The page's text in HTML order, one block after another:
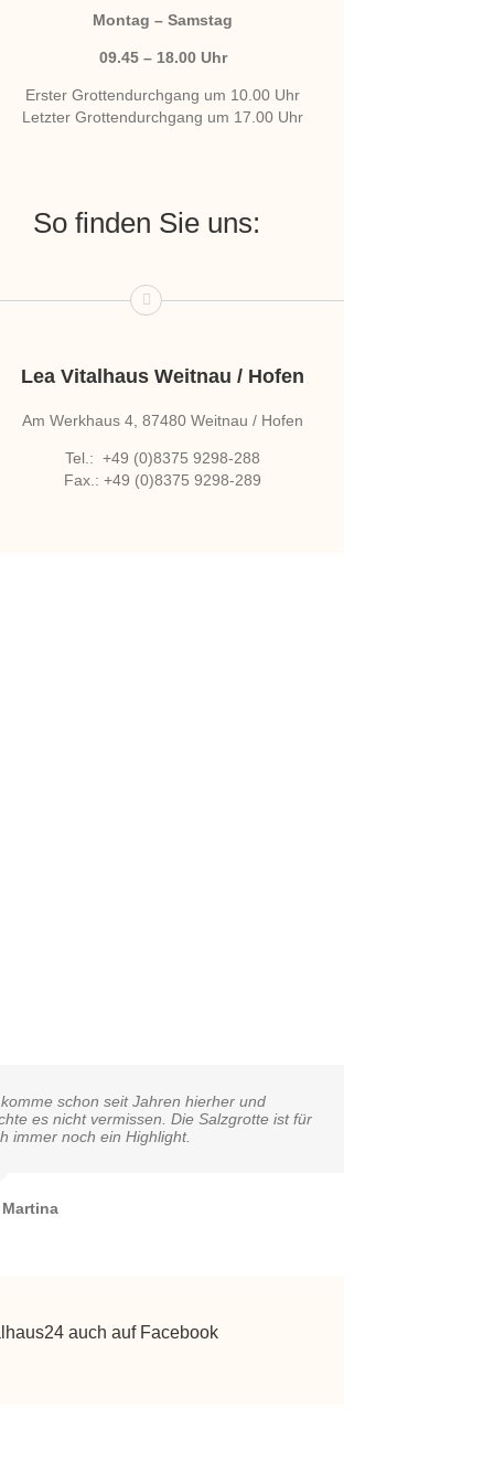
Montag – Samstag
09.45 – 18.00 Uhr
Erster Grottendurchgang um 10.00 Uhr
Letzter Grottendurchgang um 17.00 Uhr
So finden Sie uns:
Lea Vitalhaus Weitnau / Hofen
Am Werkhaus 4, 87480 Weitnau / Hofen
Tel.: +49 (0)8375 9298-288
Fax.: +49 (0)8375 9298-289
schon seit Jahren hierher und
es nicht vermissen. Die Salzgrotte ist für
immer noch ein Highlight.
Martina
Stefanie
Christine
auch auf Facebook